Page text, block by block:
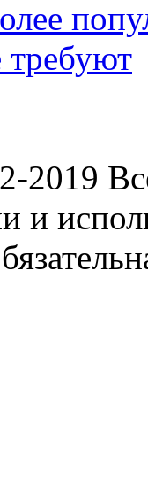
требуют
2019
и